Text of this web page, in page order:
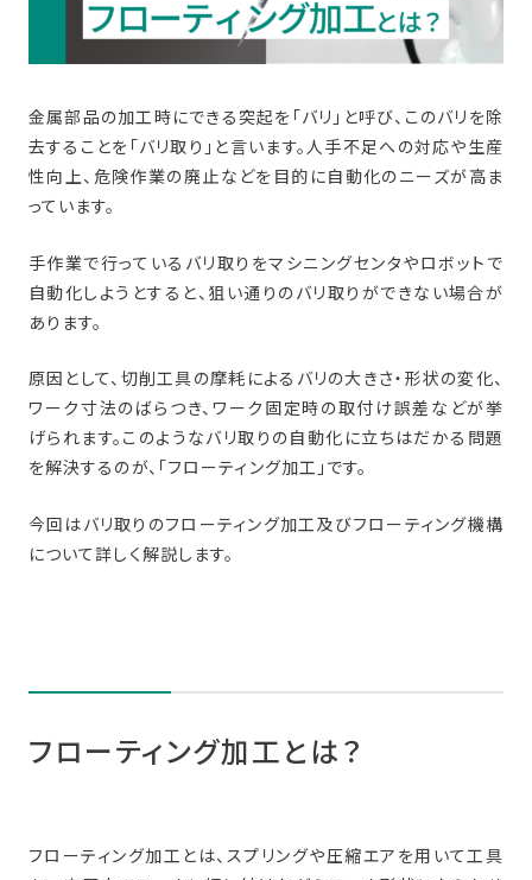
関連商品
金属部品の加工時にできる突起を「バリ」と呼び、このバリを除
去することを「バリ取り」と言います。人手不足への対応や生産
性向上、危険作業の廃止などを目的に自動化のニーズが高ま
っています。
手作業で行っているバリ取りをマシニングセンタやロボットで
自動化しようとすると、狙い通りのバリ取りができない場合が
あります。
原因として、切削工具の摩耗によるバリの大きさ・形状の変化、
ワーク寸法のばらつき、ワーク固定時の取付け誤差などが挙
げられます。このようなバリ取りの自動化に立ちはだかる問題
を解決するのが、「フローティング加工」です。
今回はバリ取りのフローティング加工及びフローティング機構
について詳しく解説します。
フローティング加工とは？
フローティング加工とは、スプリングや圧縮エアを用いて工具